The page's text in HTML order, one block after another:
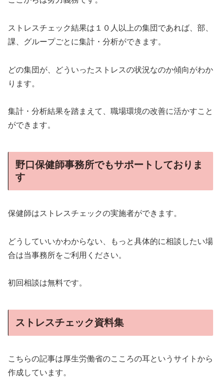
ストレスチェック結果は１０人以上の集団であれば、部、
課、グループごとに集計・分析ができます。
どの集団が、どういったストレスの状況なのか傾向がわか
ります。
集計・分析結果を踏まえて、職場環境の改善に活かすこと
ができます。
野口保健師事務所でもサポートしておりま
す
保健師はストレスチェックの実施者ができます。
どうしていいかわからない、もっと具体的に相談したい場
合は当事務所をご利用ください。
初回相談は無料です。
ストレスチェック資料集
こちらの記事は厚生労働省のこころの耳というサイトから
作成しています。